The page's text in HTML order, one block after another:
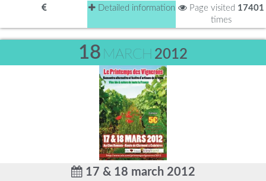
Detailed information Page visited 17401
times
18 MARCH 2012
17 & 18 march 2012